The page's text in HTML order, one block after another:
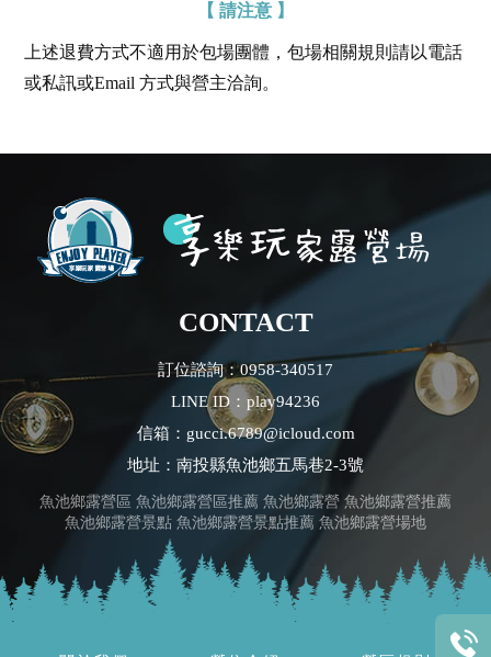
【 請注意 】
上述退費方式不適用於包場團體，包場相關規則請以電話
或私訊或Email 方式與營主洽詢。
CONTACT
訂位諮詢：0958-340517
LINE ID：play94236
信箱：gucci.6789@icloud.com
地址：南投縣魚池鄉五馬巷2-3號
魚池鄉露營區 魚池鄉露營區推薦 魚池鄉露營 魚池鄉露營推薦
魚池鄉露營景點 魚池鄉露營景點推薦 魚池鄉露營場地